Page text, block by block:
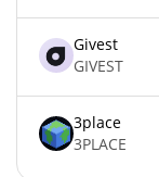
Givest
GIVEST
3place
3PLACE